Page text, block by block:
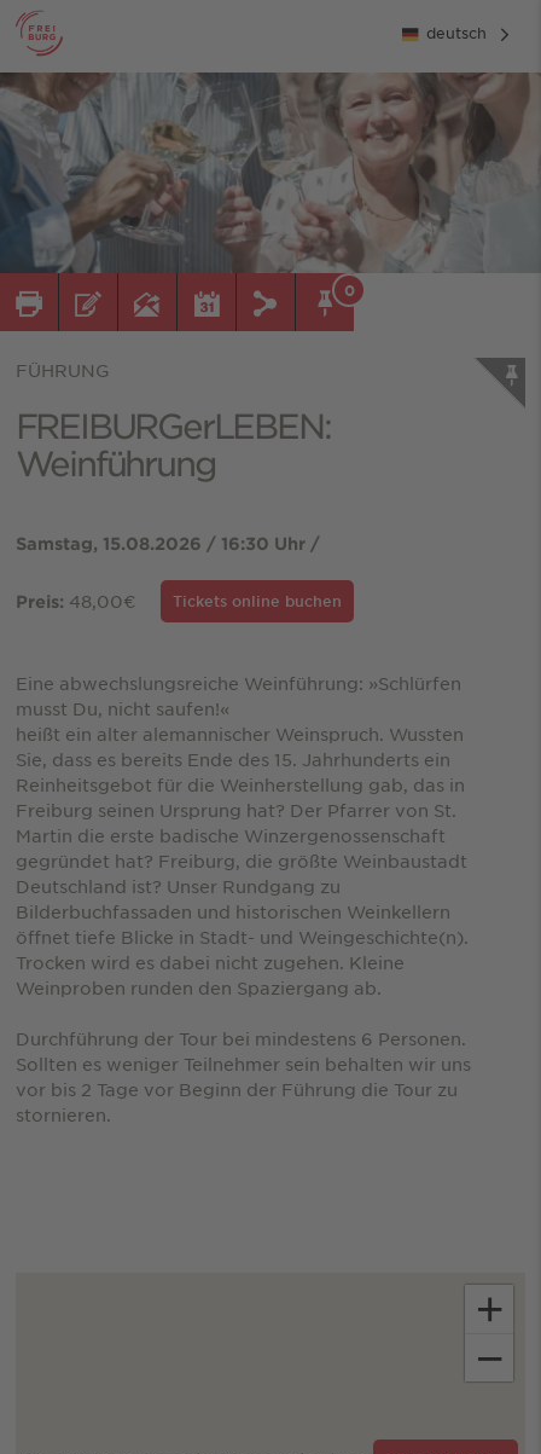
deutsch
0
FÜHRUNG
FREIBURGerLEBEN:
Weinführung
Samstag, 15.08.2026 / 16:30 Uhr /
Preis: 48,00€ Tickets online buchen
Eine abwechslungsreiche Weinführung: »Schlürfen
musst Du, nicht saufen!«
heißt ein alter alemannischer Weinspruch. Wussten
Sie, dass es bereits Ende des 15. Jahrhunderts ein
Reinheitsgebot für die Weinherstellung gab, das in
Freiburg seinen Ursprung hat? Der Pfarrer von St.
Martin die erste badische Winzergenossenschaft
gegründet hat? Freiburg, die größte Weinbaustadt
Deutschland ist? Unser Rundgang zu
Bilderbuchfassaden und historischen Weinkellern
öffnet tiefe Blicke in Stadt- und Weingeschichte(n).
Trocken wird es dabei nicht zugehen. Kleine
Weinproben runden den Spaziergang ab.
Durchführung der Tour bei mindestens 6 Personen.
Sollten es weniger Teilnehmer sein behalten wir uns
vor bis 2 Tage vor Beginn der Führung die Tour zu
stornieren.
+
−